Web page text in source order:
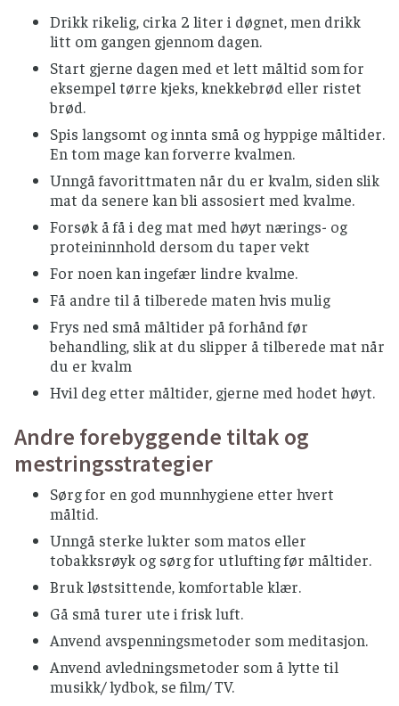
Drikk rikelig, cirka 2 liter i døgnet, men drikk
litt om gangen gjennom dagen.
Start gjerne dagen med et lett måltid som for
eksempel tørre kjeks, knekkebrød eller ristet
brød.
Spis langsomt og innta små og hyppige måltider.
En tom mage kan forverre kvalmen.
Unngå favorittmaten når du er kvalm, siden slik
mat da senere kan bli assosiert med kvalme.
Forsøk å få i deg mat med høyt nærings- og
proteininnhold dersom du taper vekt
For noen kan ingefær lindre kvalme.
Få andre til å tilberede maten hvis mulig
Frys ned små måltider på forhånd før
behandling, slik at du slipper å tilberede mat når
du er kvalm
Hvil deg etter måltider, gjerne med hodet høyt.
Andre forebyggende tiltak og
mestringsstrategier
Sørg for en god munnhygiene etter hvert
måltid.
Unngå sterke lukter som matos eller
tobakksrøyk og sørg for utlufting før måltider.
Bruk løstsittende, komfortable klær.
Gå små turer ute i frisk luft.
Anvend avspenningsmetoder som meditasjon.
Anvend avledningsmetoder som å lytte til
musikk/ lydbok, se film/ TV.